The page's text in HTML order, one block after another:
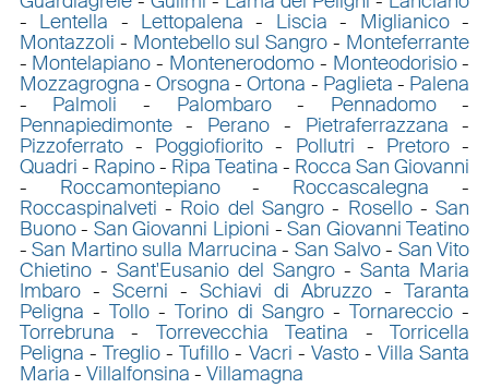
- Lentella - Lettopalena - Liscia - Miglianico-
Montazzoli - Montebello sul Sangro - Monteferrante
- Montelapiano - Montenerodomo- Monteodorisio-
Mozzagrogna -Orsogna -Ortona - Paglieta - Palena
- Palmoli - Palombaro- Pennadomo-
Pennapiedimonte- Perano - Pietraferrazzana -
Pizzoferrato- Poggiofiorito - Pollutri - Pretoro -
Quadri - Rapino- Ripa Teatina - Rocca San Giovanni
- Roccamontepiano- Roccascalegna -
Roccaspinalveti - Roio del Sangro- Rosello-San
Buono- San Giovanni Lipioni -San Giovanni Teatino
-San Martino sulla Marrucina -San Salvo- San Vito
Chietino- Sant'Eusanio del Sangro -Santa Maria
Imbaro- Scerni - Schiavi di Abruzzo -Taranta
Peligna - Tollo-Torino di Sangro-Tornareccio -
Torrebruna - Torrevecchia Teatina -Torricella
Peligna - Treglio-Tufillo - Vacri - Vasto-Villa Santa
Maria - Villalfonsina - Villamagna